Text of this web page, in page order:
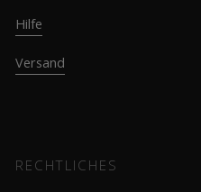
Hilfe
Versand
RECHTLICHES